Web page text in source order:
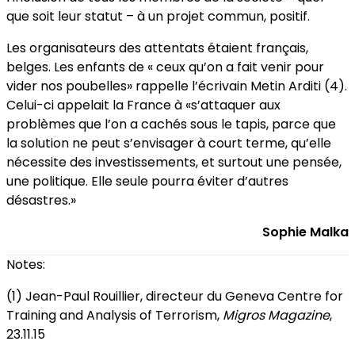
que soit leur statut – à un projet commun, positif.
Les organisateurs des attentats étaient français,
belges. Les enfants de « ceux qu’on a fait venir pour
vider nos poubelles» rappelle l’écrivain Metin Arditi (4).
Celui-ci appelait la France à «s’attaquer aux
problèmes que l’on a cachés sous le tapis, parce que
la solution ne peut s’envisager à court terme, qu’elle
nécessite des investissements, et surtout une pensée,
une politique. Elle seule pourra éviter d’autres
désastres.»
Sophie Malka
Notes:
(1) Jean-Paul Rouillier, directeur du Geneva Centre for
Training and Analysis of Terrorism, Migros Magazine,
23.11.15